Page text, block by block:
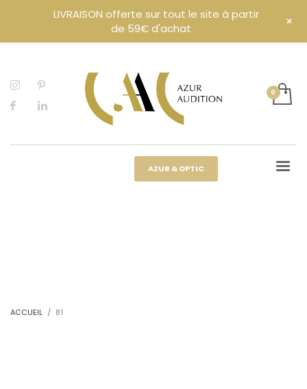
AZUR & OPTIC
ACCUEIL 81
LIVRAISON offerte sur tout le site à partir
de 59€ d'achat
+